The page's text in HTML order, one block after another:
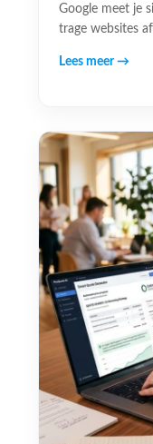
Google meet je
trage websites
Lees meer →